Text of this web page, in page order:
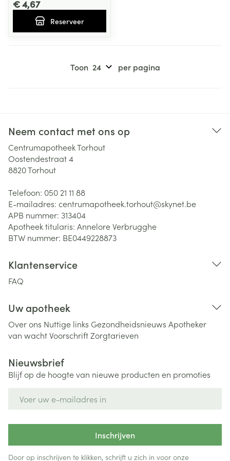
€ 4,67
Reserveer
Toon per pagina
Neem contact met ons op
Centrumapotheek Torhout
Oostendestraat 4
8820Torhout
Telefoon: 050 21 11 88
E-mailadres: centrumapotheek.torhout@skynet.be
APB nummer: 313404
Apotheek titularis: Annelore Verbrugghe
BTW nummer: BE0449228873
Klantenservice
FAQ
Uw apotheek
Over ons Nuttige links Gezondheidsnieuws Apotheker
van wachtVoorschriftZorgtarieven
Nieuwsbrief
Blijf op de hoogte van nieuwe producten en promoties
Inschrijven
Door op inschrijven te klikken, schrijft u zich in voor onze